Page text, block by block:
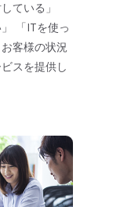
ている」
「ITを使っ
客様の状況
スを提供し